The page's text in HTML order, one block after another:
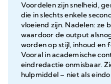
Voordelen zijn snelheid,
die in slechts enkele
vloeiend zijn. Nadelen: ze
waardoor de output
worden op stijl, inhoud en
Vooral in academische
eindredactie onmisbaar.
hulpmiddel – niet als